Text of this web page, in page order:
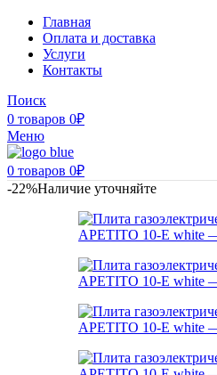
Главная
Оплата и доставка
Услуги
Контакты
Поиск
0 товаров 0₽
Меню
0 товаров 0₽
-22%Наличие уточняйте